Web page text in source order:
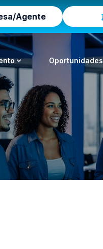
Agente
Oportunidades